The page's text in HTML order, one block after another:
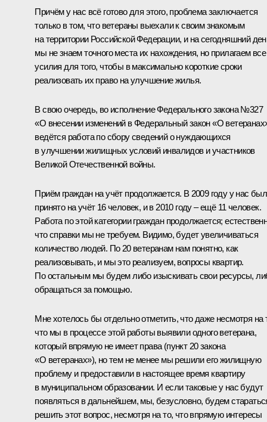
Причём у нас всё готово для этого, проблема заключается
только в том, что ветераны выехали к своим знакомым
на территории Российской Федерации, и на сегодняшний
мы не знаем точного места их нахождения, но прилагаем все
усилия для того, чтобы в максимально короткие сроки
реализовать их право на улучшение жилья.
В свою очередь, во исполнение Федерального закона №327
«О внесении изменений в Федеральный закон «О
ведётся работа по сбору сведений о нуждающихся
в улучшении жилищных условий инвалидов и участников
Великой Отечественной войны.
Приём граждан на учёт продолжается. В 2009 году у нас
принято на учёт 16 человек, и в 2010 году – ещё 11 человек.
Работа по этой категории граждан продолжается;
что справки мы не требуем. Видимо, будет увеличиваться
количество людей. По 20 ветеранам нам понятно, как
реализовывать, и мы это реализуем, вопросы квартир.
По остальным мы будем либо изыскивать свои ресурсы,
обращаться за помощью.
Мне хотелось бы отдельно отметить, что даже несмотря на
что мы в процессе этой работы выявили одного ветерана,
который впрямую не имеет права (пункт 20 закона
«О ветеранах»), но тем не менее мы решили его жилищную
проблему и предоставили в настоящее время квартиру
в муниципальном образовании. И если таковые у нас будут
появляться в дальнейшем, мы, безусловно, будем
решить этот вопрос, несмотря на то, что впрямую интересы